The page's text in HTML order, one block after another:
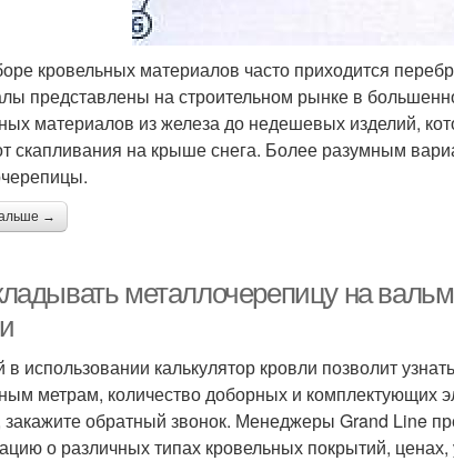
кровельных материалов часто приходится
представлены на строительном рынке в
материалов из железа до недешевых изделий,
скапливания на крыше снега. Более разумным
→
металлочерепицу на
использовании калькулятор кровли позволит
метрам, количество доборных и комплектующих
закажите обратный звонок. Менеджеры Grand Line
о различных типах кровельных покрытий, ценах,